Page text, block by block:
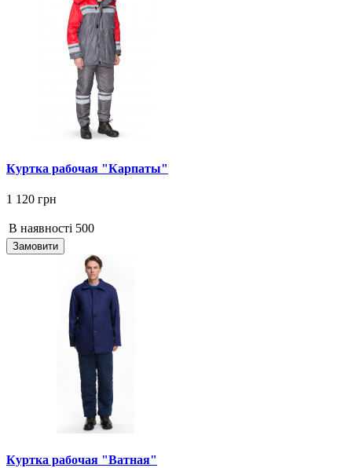
Куртка рабочая "Карпаты"
1 120 грн
В наявності 500
Замовити
Куртка рабочая "Ватная"